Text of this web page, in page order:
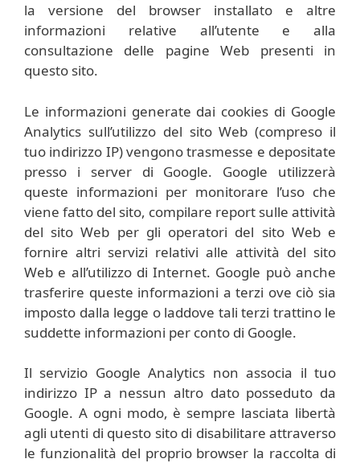
la versione del browser installato e altre
informazioni relative all’utente e alla
consultazione delle pagine Web presenti in
questo sito.
Le informazioni generate dai cookies di Google
Analytics sull’utilizzo del sito Web (compreso il
tuo indirizzo IP) vengono trasmesse e depositate
presso i server di Google. Google utilizzerà
queste informazioni per monitorare l’uso che
viene fatto del sito, compilare report sulle attività
del sito Web per gli operatori del sito Web e
fornire altri servizi relativi alle attività del sito
Web e all’utilizzo di Internet. Google può anche
trasferire queste informazioni a terzi ove ciò sia
imposto dalla legge o laddove tali terzi trattino le
suddette informazioni per conto di Google.
Il servizio Google Analytics non associa il tuo
indirizzo IP a nessun altro dato posseduto da
Google. A ogni modo, è sempre lasciata libertà
agli utenti di questo sito di disabilitare attraverso
le funzionalità del proprio browser la raccolta di